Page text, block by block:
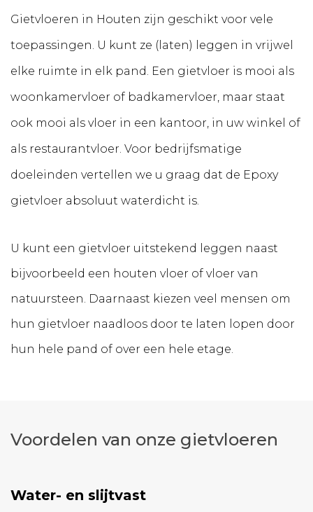
Gietvloeren in Houten zijn geschikt voor vele
toepassingen. U kunt ze (laten) leggen in vrijwel
elke ruimte in elk pand. Een gietvloer is mooi als
woonkamervloer of badkamervloer, maar staat
ook mooi als vloer in een kantoor, in uw winkel of
als restaurantvloer. Voor bedrijfsmatige
doeleinden vertellen we u graag dat de Epoxy
gietvloer absoluut waterdicht is.
U kunt een gietvloer uitstekend leggen naast
bijvoorbeeld een houten vloer of vloer van
natuursteen. Daarnaast kiezen veel mensen om
hun gietvloer naadloos door te laten lopen door
hun hele pand of over een hele etage.
Voordelen van onze gietvloeren
Water- en slijtvast